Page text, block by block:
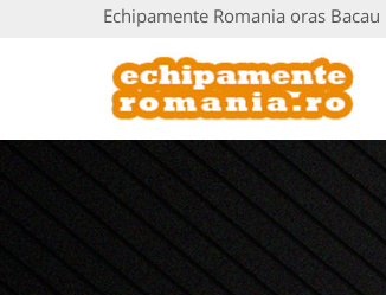
Echipamente Romania oras Bacau